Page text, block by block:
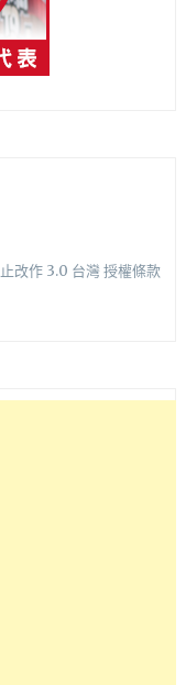
改作 3.0 台灣 授權條款